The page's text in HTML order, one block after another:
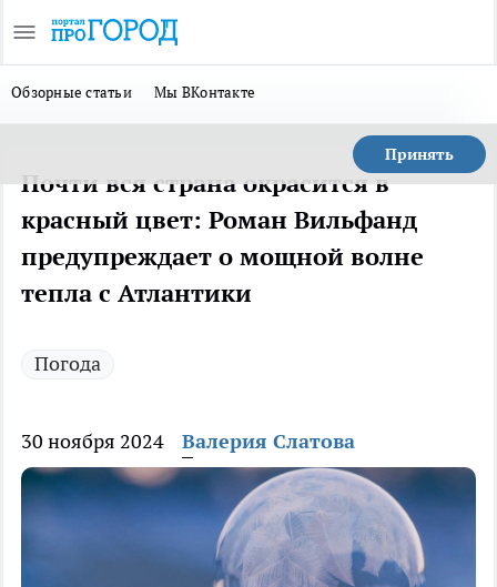
Обзорные статьи Мы ВКонтакте
Принять
Почти вся страна окрасится в
красный цвет: Роман Вильфанд
предупреждает о мощной волне
тепла с Атлантики
Погода
30 ноября 2024 Валерия Слатова